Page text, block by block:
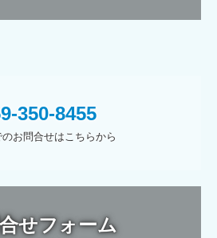
350-8455
お問合せはこちらから
せフォーム